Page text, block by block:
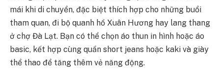
mái khi di chuyển, đặc biệt thích hợp cho những buổi
tham quan, đi bộ quanh hồ Xuân Hương hay lang thang
ở chợ Đà Lạt. Bạn có thể chọn áo thun in hình hoặc áo
basic, kết hợp cùng quần short jeans hoặc kaki và giày
thể thao để tăng thêm vẻ năng động.